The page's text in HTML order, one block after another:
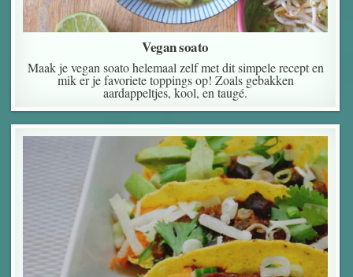
Vegan soato
Maak je vegan soato helemaal zelf met dit simpele recept en
mik er je favoriete toppings op! Zoals gebakken
aardappeltjes, kool, en taugé.